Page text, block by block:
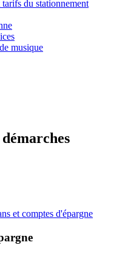
du stationnement
musique
et comptes d'épargne